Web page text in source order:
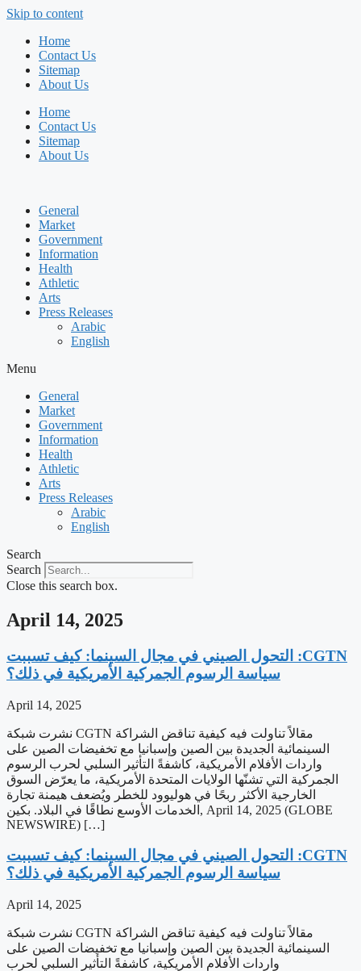
Skip to content
Home
Contact Us
Sitemap
About Us
Home
Contact Us
Sitemap
About Us
General
Market
Government
Information
Health
Athletic
Arts
Press Releases
Arabic
English
Menu
General
Market
Government
Information
Health
Athletic
Arts
Press Releases
Arabic
English
Search
Search
Close this search box.
April 14, 2025
‫CGTN: التحول الصيني في مجال السينما: كيف تسببت
سياسة الرسوم الجمركية الأمريكية في ذلك؟
April 14, 2025
نشرت شبكة CGTN مقالاً تناولت فيه كيفية تناقض الشراكة
السينمائية الجديدة بين الصين وإسبانيا مع تخفيضات الصين على
واردات الأفلام الأمريكية، كاشفةً التأثير السلبي لحرب الرسوم
الجمركية التي تشنّها الولايات المتحدة الأمريكية، ما يعرّض السوق
الخارجية الأكثر ربحًا في هوليوود للخطر ويُضعف هيمنة تجارة
الخدمات الأوسع نطاقًا في البلاد. بكين, April 14, 2025 (GLOBE
NEWSWIRE) […]
‫CGTN: التحول الصيني في مجال السينما: كيف تسببت
سياسة الرسوم الجمركية الأمريكية في ذلك؟
April 14, 2025
نشرت شبكة CGTN مقالاً تناولت فيه كيفية تناقض الشراكة
السينمائية الجديدة بين الصين وإسبانيا مع تخفيضات الصين على
واردات الأفلام الأمريكية، كاشفةً التأثير السلبي لحرب